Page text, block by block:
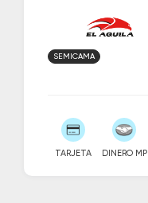
SEMICAMA
TARJETA DINERO MP